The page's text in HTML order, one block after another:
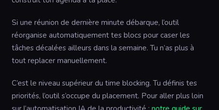
Si une réunion de dernière minute débarque, l’outil
réorganise automatiquement tes blocs pour caser les
tâches décalées ailleurs dans la semaine. Tu n’as plus à
tout replacer manuellement.
C’est le niveau supérieur du time blocking. Tu définis tes
priorités, l’outil s’occupe du placement. Pour aller plus loin